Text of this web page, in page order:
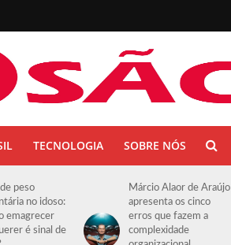
TECNOLOGIA SOBRE NÓS
peso
no idoso:
emagrecer
é sinal de
Márcio Alaor de Araújo
apresenta os cinco
erros que fazem a
complexidade